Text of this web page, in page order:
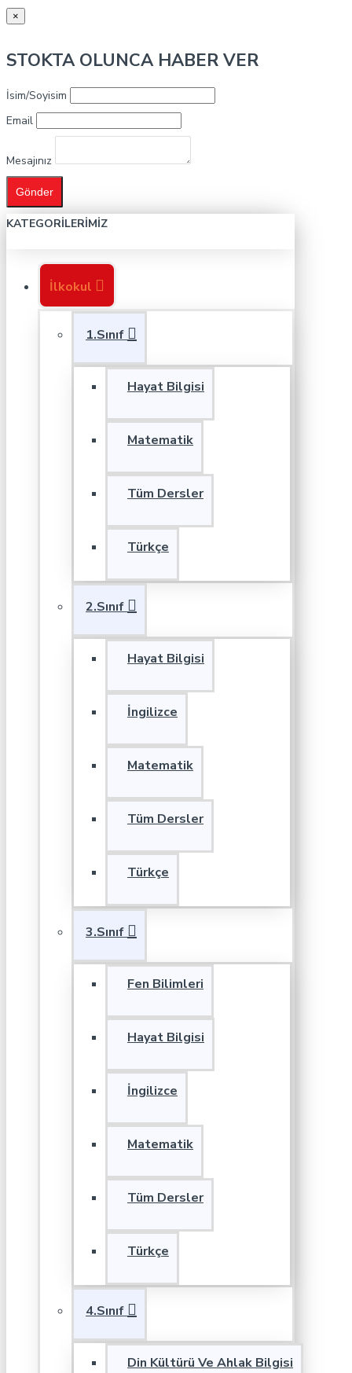
×
STOKTA OLUNCA HABER VER
İsim/Soyisim
Email
Mesajınız
Gönder
KATEGORILERIMIZ
İlkokul
1.Sınıf
Hayat Bilgisi
Matematik
Tüm Dersler
Türkçe
2.Sınıf
Hayat Bilgisi
İngilizce
Matematik
Tüm Dersler
Türkçe
3.Sınıf
Fen Bilimleri
Hayat Bilgisi
İngilizce
Matematik
Tüm Dersler
Türkçe
4.Sınıf
Din Kültürü Ve Ahlak Bilgisi